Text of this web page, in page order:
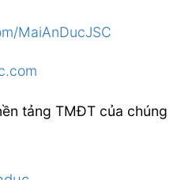
MaiAnDucJSC
tảng TMĐT của chúng